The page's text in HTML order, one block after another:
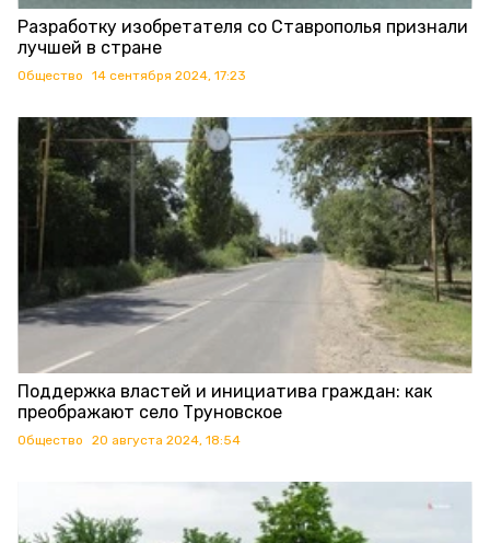
Разработку изобретателя со Ставрополья признали
лучшей в стране
Общество 14 сентября 2024, 17:23
Поддержка властей и инициатива граждан: как
преображают село Труновское
Общество 20 августа 2024, 18:54